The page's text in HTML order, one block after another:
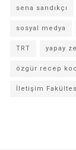
sena sandıkçı
sosyal medya
TRT yapay
özgür recep
İletişim